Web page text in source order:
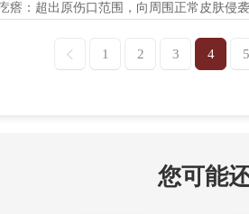
：超出原伤口范围，向周围正常皮肤侵
1 2 3 4 5
您可能